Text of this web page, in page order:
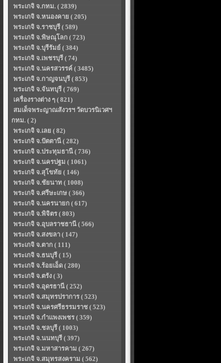
พระเกจิ จ.กทม. ( 2839)
พระเกจิ จ.หนองคาย ( 205)
พระเกจิ จ.ราชบุรี ( 589)
พระเกจิ จ.พิษณุโลก ( 723)
พระเกจิ จ.บุรีรัมย์ ( 384)
พระเกจิ จ.เพชรบุรี ( 74)
พระเกจิ จ.นครสวรรค์ ( 3485)
พระเกจิ จ.กาญจนบุรี ( 853)
พระเกจิ จ.จันทบุรี ( 769)
เครื่องรางต่าง ๆ ( 821)
สมเด็จพระญาณสังวรฯ วัดบวรนิเวศฯ
กทม. ( 2)
พระเกจิ จ.เลย ( 82)
พระเกจิ จ.ปัตตานี ( 282)
พระเกจิ จ.ประทุมธานี ( 736)
พระเกจิ จ.นครปฐม ( 1061)
พระเกจิ จ.สุโขทัย ( 146)
พระเกจิ จ.ชัยนาท ( 1008)
พระเกจิ จ.ศรีษะเกษ ( 366)
พระเกจิ จ.นครนายก ( 617)
พระเกจิ จ.พิจิตร ( 803)
พระเกจิ จ.อุบลราชธานี ( 566)
พระเกจิ จ.สงขลา ( 147)
พระเกจิ จ.ตาก ( 111)
พระเกจิ จ.ธนบุรี ( 15)
พระเกจิ จ.ร้อยเอ็ด ( 280)
พระเกจิ จ.ตรัง ( 3)
พระเกจิ จ.อุดรธานี ( 252)
พระเกจิ จ.สมุทรปราการ ( 523)
พระเกจิ จ.นครศรีธรรมราช ( 523)
พระเกจิ จ.กำแพงเพชร ( 359)
พระเกจิ จ.ชลบุรี ( 1003)
พระเกจิ จ.นนทบุรี ( 397)
พระเกจิ จ.มหาสารคาม ( 267)
พระเกจิ จ.สมุทรสงคราม ( 562)